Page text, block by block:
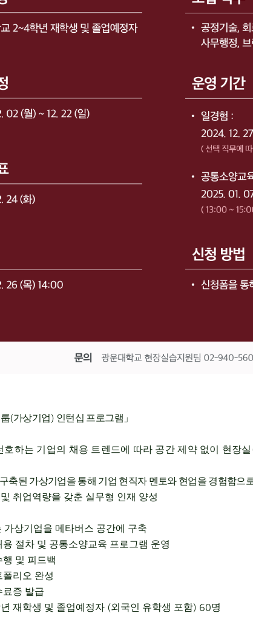
(가상기업) 인턴십 프로그램 」
호하는 기업의 채용 트렌드에 따라 공간 제약 없이 현장실
축된 가상기업을 통해 기업 현직자 멘토와 현업을 경험함으
취업역량을 갖춘 실무형 인재 양성
가상기업을 메타버스 공간에 구축
절차 및 공통소양교육 프로그램 운영
및 피드백
리오 완성
료증 발급
재학생 및 졸업예정자 (외국인 유학생 포함) 60명